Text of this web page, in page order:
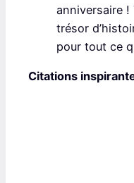
anniversaire !
trésor
pour tout ce
Citations